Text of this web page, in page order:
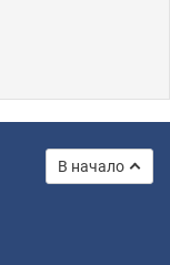
В начало